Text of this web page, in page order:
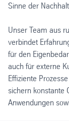
Sinne der
Unser Team aus
verbindet
für den
auch für externe
Effiziente
sichern konstante
Anwendungen